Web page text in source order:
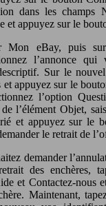
dans les champs
et appuyez sur le
Mon eBay, puis
l’annonce qui
Sur le
appuyez sur le
l’option
l’élément Objet,
et appuyez sur le
le retrait de
demander
des enchères,
et Contactez-nous
Maintenant,